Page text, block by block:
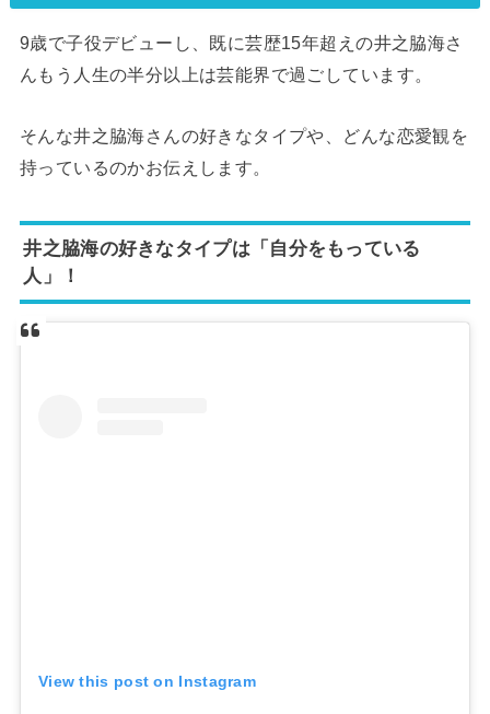
9歳で子役デビューし、既に芸歴15年超えの井之脇海さ
んもう人生の半分以上は芸能界で過ごしています。
そんな井之脇海さんの好きなタイプや、どんな恋愛観を
持っているのかお伝えします。
井之脇海の好きなタイプは「自分をもっている
人」！
View this post on Instagram